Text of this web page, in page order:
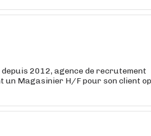
2012, agence de recrutement
un Magasinier H/F pour son client